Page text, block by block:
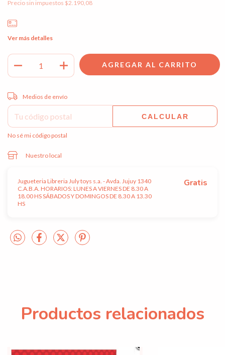
Precio sin impuestos $2.190,08
Ver más detalles
Entregas para el CP:
Medios de envío
CALCULAR
No sé mi código postal
Nuestro local
Jugueteria Libreria July toys s.a. - Avda. Jujuy 1340
C.A.B.A. HORARIOS: LUNES A VIERNES DE 8.30 A
18.00 HS SÁBADOS Y DOMINGOS DE 8.30 A 13.30
HS
Gratis
Productos relacionados